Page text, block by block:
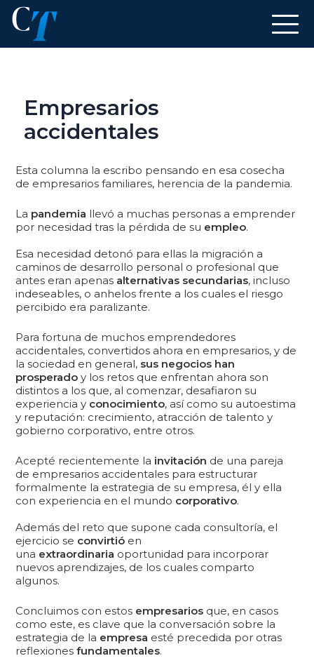
Empresarios
accidentales
Esta columna la escribo pensando en esa cosecha
de empresarios familiares, herencia de la pandemia.
La pandemia llevó a muchas personas a emprender
por necesidad tras la pérdida de su empleo.
Esa necesidad detonó para ellas la migración a
caminos de desarrollo personal o profesional que
antes eran apenas alternativas secundarias, incluso
indeseables, o anhelos frente a los cuales el riesgo
percibido era paralizante.
Para fortuna de muchos emprendedores
accidentales, convertidos ahora en empresarios, y de
la sociedad en general, sus negocios han
prosperadoy los retos que enfrentan ahora son
distintos a los que, al comenzar, desafiaron su
experiencia y conocimiento, así como su autoestima
y reputación: crecimiento, atracción de talento y
gobierno corporativo, entre otros.
Acepté recientemente la invitación de una pareja
de empresarios accidentales para estructurar
formalmente la estrategia de su empresa, él y ella
con experiencia en el mundo corporativo.
Además del reto que supone cada consultoría, el
ejercicio se convirtió en
una extraordinaria oportunidad para incorporar
nuevos aprendizajes, de los cuales comparto
algunos.
Concluimos con estos empresarios que, en casos
como este, es clave que la conversación sobre la
estrategia de la empresa esté precedida por otras
reflexionesfundamentales.